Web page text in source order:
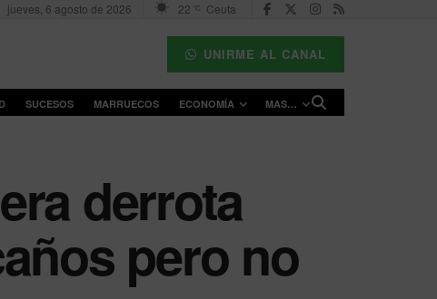
jueves, 6 agosto de 2026 22 °C Ceuta
UNIRME AL CANAL
SUCESOS MARRUECOS ECONOMÍA MAS…
derrota
pero no